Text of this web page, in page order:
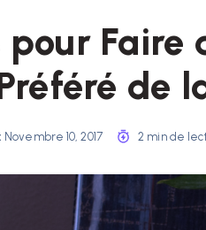
pour Faire
de
Novembre 10, 2017 2 min de